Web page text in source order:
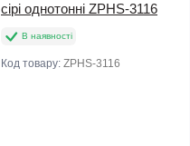
сірі однотонні ZPHS-3116
В наявності
Код товару: ZPHS-3116